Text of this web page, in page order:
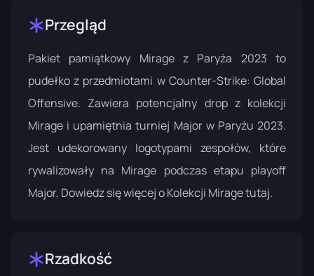
Przegląd
Pakiet pamiątkowy Mirage z Paryża 2023 to
pudełko z przedmiotami w Counter-Strike: Global
Offensive. Zawiera potencjalny drop z kolekcji
Mirage i upamiętnia turniej Major w Paryżu 2023.
Jest udekorowany logotypami zespołów, które
rywalizowały na Mirage podczas etapu playoff
Major. Dowiedz się więcej oKolekcji Miragetutaj.
Rzadkość